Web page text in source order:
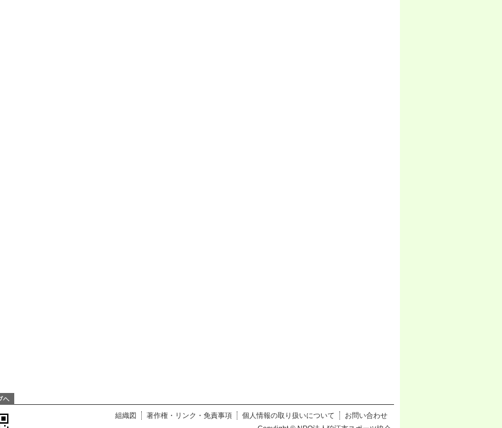
組織図 著作権・リンク・免責事項 個人情報の取り扱いについて
お問い合わせ